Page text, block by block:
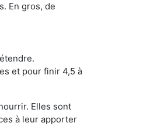
En gros, de
et pour finir 4,5 à
Elles sont
à leur apporter